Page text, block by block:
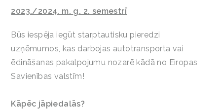
2023./2024. m. g. 2. semestrī
Būs iespēja iegūt starptautisku pieredzi
uzņēmumos, kas darbojas autotransporta vai
ēdināšanas pakalpojumu nozarē kādā no Eiropas
Savienības valstīm!
Kāpēc jāpiedalās?